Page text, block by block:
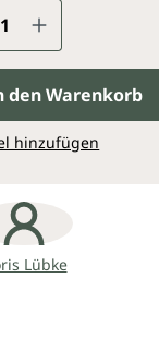
Anzahl:
den Warenkorb
hinzufügen
Lübke